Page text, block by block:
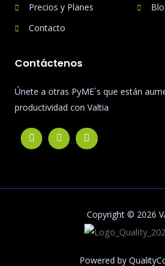
Precios y Planes
Contacto
Contáctenos
Únete a otras PyME´s que están
productividad con Valtia
Copyright © 2026
Powered by